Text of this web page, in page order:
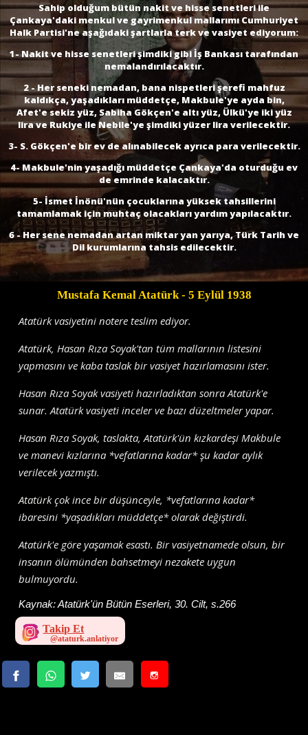
Sahip olduğum bütün nakit ve hisse senetleri ile
Çankaya'daki menkul ve gayrimenkul mallarımı Cumhuriyet
Halk Partisi'ne aşağıdaki şartlarla terk ve vasiyet ediyorum:
1- Nakit ve hisse senetleri şimdiki gibi İş Bankası tarafından
nemalandırılacaktır.
2 - Her seneki nemadan, bana nispetleri şerefi mahfuz
kaldıkça, yaşadıkları müddetçe, Makbule'ye ayda bin,
Afet'e sekiz yüz, Sabiha Gökçen'e altı yüz, Ülkü'ye iki yüz
lira ve Rukiye ile Nebile'ye şimdiki yüzer lira verilecektir.
3- S. Gökçen'e bir ev de alınabilecek ayrıca para verilecektir.
4- Makbule'nin yaşadığı müddetçe Çankaya'da oturduğu ev
de emrinde kalacaktır.
5- İsmet İnönü'nün çocuklarına yüksek tahsillerini
tamamlamak için muhtaç olacakları yardım yapılacaktır.
6 - Her sene nemadan artan miktar yan yarıya, Türk Tarih ve
Dil kurumlarına tahsis edilecektir.
Mustafa Kemal Atatürk- 5 Eylül 1938
Atatürk vasiyetini notere teslim ediyor.
Atatürk, Hasan Rıza Soyak'tan tüm mallarının listesini
yapmasını ve kaba taslak bir vasiyet hazırlamasını ister.
Hasan Rıza Soyak vasiyeti hazırladıktan sonra Atatürk'e
sunar. Atatürk vasiyeti inceler ve bazı düzeltmeler yapar.
Hasan Rıza Soyak, taslakta, Atatürk'ün kızkardeşi Makbule
ve manevi kızlarına *vefatlarına kadar* şu kadar aylık
verilecek yazmıştı.
Atatürk çok ince bir düşünceyle, *vefatlarına kadar*
ibaresini *yaşadıkları müddetçe* olarak değiştirdi.
Atatürk'e göre yaşamak esastı. Bir vasiyetnamede olsun, bir
insanın ölümünden bahsetmeyi nezakete uygun
bulmuyordu.
Kaynak:Atatürk'ün Bütün Eserleri, 30. Cilt, s.266
Takip Et